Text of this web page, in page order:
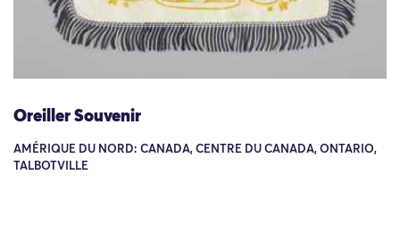
Oreiller Souvenir
AMÉRIQUE DU NORD: CANADA, CENTRE DU CANADA, ONTARIO,
TALBOTVILLE